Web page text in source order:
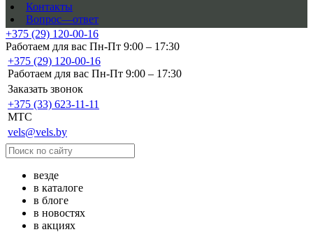
Контакты
Вопрос—ответ
+375 (29) 120-00-16
Работаем для вас Пн-Пт 9:00 – 17:30
+375 (29) 120-00-16
Работаем для вас Пн-Пт 9:00 – 17:30
Заказать звонок
+375 (33) 623-11-11
MTC
vels@vels.by
везде
в каталоге
в блоге
в новостях
в акциях